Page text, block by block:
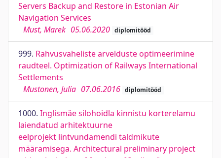
Servers Backup and Restore in Estonian Air
Navigation Services
Must, Marek 05.06.2020 diplomitööd
999. Rahvusvaheliste arvelduste optimeerimine
raudteel. Optimization of Railways International
Settlements
Mustonen, Julia 07.06.2016 diplomitööd
1000. Inglismäe silohoidla kinnistu korterelamu
laiendatud arhitektuurne
eelprojekt lintvundamendi taldmikute
määramisega. Architectural preliminary project